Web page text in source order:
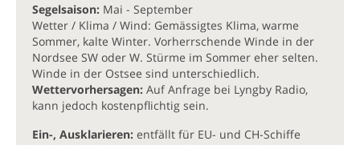
Segelsaison: Mai - September
Wetter / Klima / Wind: Gemässigtes Klima, warme
Sommer, kalte Winter. Vorherrschende Winde in der
Nordsee SW oder W. Stürme im Sommer eher selten.
Winde in der Ostsee sind unterschiedlich.
Wettervorhersagen: Auf Anfrage bei Lyngby Radio,
kann jedoch kostenpflichtig sein.
Ein-, Ausklarieren: entfällt für EU- und CH-Schiffe